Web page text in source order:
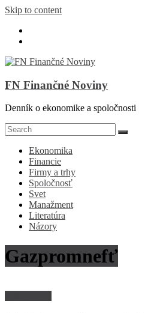
Skip to content
FN Finančné Noviny
Denník o ekonomike a spoločnosti
Ekonomika
Financie
Firmy a trhy
Spoločnosť
Svet
Manažment
Literatúra
Názory
Gazpromnefť